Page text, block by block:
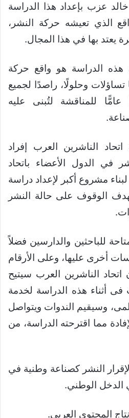
عزب بإعداد هذا الدراسة
الذي تعيشه حركة النشر،
يعتد بها في هذا المجال.
الدراسة هو واقع حركة
وحلولًا، راصدًا لجميع
للمناقشة لتُبنى عليه
الناشرين العرب إفراد
في الدول الأعضاء باتحاد
مشروع أكبر لإعداد دراسة
الوقوف على حالة النشر
للباحثين والدارسين فضلاً
أخرى عليها، وعلى الأرقام
اتحاد الناشرين العرب سيتيح
فى أثناء هذه الدراسة لخدمة
وسيقيم الندوات ويتواصل
مما اقترحته الدراسة، من
النشر كصناعة وطنية في
الدخل الوطني.
المحتوى العربي.